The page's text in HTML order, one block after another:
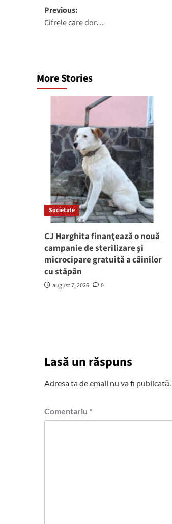
Post
navigation
Previous:
Cifrele care dor…
More Stories
Societate
CJ Harghita finanţează o nouă
campanie de sterilizare şi
microcipare gratuită a câinilor
cu stăpân
august 7, 2026 0
Lasă un răspuns
Adresa ta de email nu va fi publicată.
Comentariu *